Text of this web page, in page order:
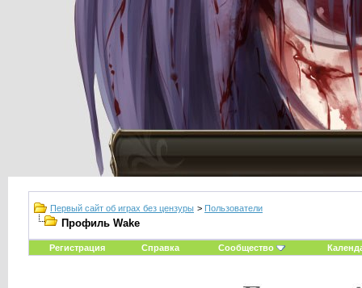
Первый сайт об играх без цензуры > Пользователи
Профиль Wake
Регистрация Справка Сообщество